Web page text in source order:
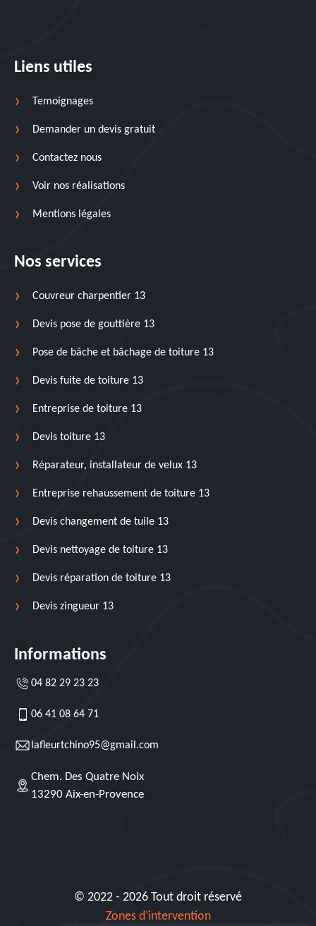
Liens utiles
Temoignages
Demander un devis gratuit
Contactez nous
Voir nos réalisations
Mentions légales
Nos services
Couvreur charpentier 13
Devis pose de gouttière 13
Pose de bâche et bâchage de toiture 13
Devis fuite de toiture 13
Entreprise de toiture 13
Devis toiture 13
Réparateur, installateur de velux 13
Entreprise rehaussement de toiture 13
Devis changement de tuile 13
Devis nettoyage de toiture 13
Devis réparation de toiture 13
Devis zingueur 13
Informations
04 82 29 23 23
06 41 08 64 71
lafleurtchino95@gmail.com
Chem. Des Quatre Noix
13290 Aix-en-Provence
© 2022 - 2026 Tout droit réservé
Zones d’intervention